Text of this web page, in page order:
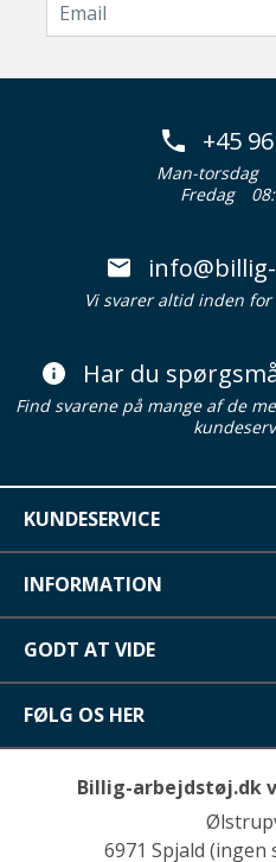
+45
Man-torsdag
Fredag
Vi svarer altid inden
Har du
Find svarene på mange af de
KUNDESERVICE
INFORMATION
GODT AT VIDE
FØLG OS HER
Billig-arbejdstøj.dk
6971 Spjald (ingen